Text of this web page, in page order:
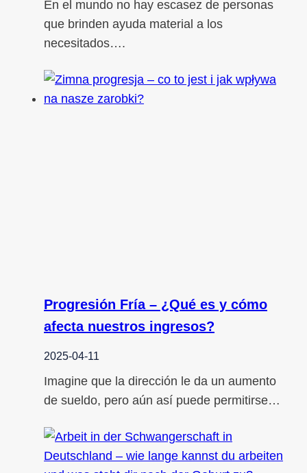
En el mundo no hay escasez de personas
que brinden ayuda material a los
necesitados….
Progresión Fría – ¿Qué es y cómo
afecta nuestros ingresos?
2025-04-11
Imagine que la dirección le da un aumento
de sueldo, pero aún así puede permitirse…